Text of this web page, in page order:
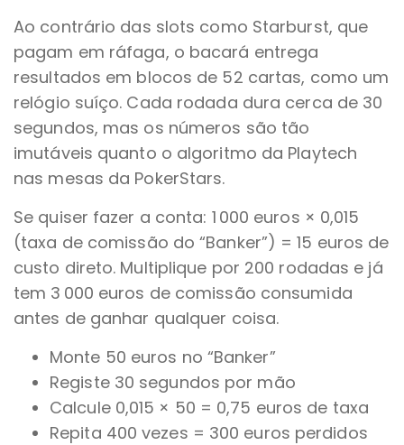
Ao contrário das slots como Starburst, que
pagam em ráfaga, o bacará entrega
resultados em blocos de 52 cartas, como um
relógio suíço. Cada rodada dura cerca de 30
segundos, mas os números são tão
imutáveis quanto o algoritmo da Playtech
nas mesas da PokerStars.
Se quiser fazer a conta: 1 000 euros × 0,015
(taxa de comissão do “Banker”) = 15 euros de
custo direto. Multiplique por 200 rodadas e já
tem 3 000 euros de comissão consumida
antes de ganhar qualquer coisa.
Monte 50 euros no “Banker”
Registe 30 segundos por mão
Calcule 0,015 × 50 = 0,75 euros de taxa
Repita 400 vezes = 300 euros perdidos